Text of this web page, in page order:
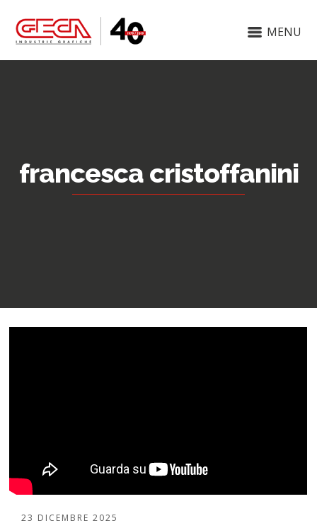
MENU
francesca cristoffanini
23 DICEMBRE 2025